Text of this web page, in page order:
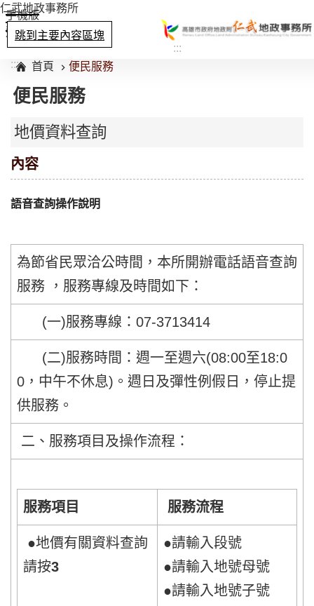
跳到主要內容區塊
手機版
選單
仁武地政事務所
:::
:::
首頁 便民服務
便民服務
地價資料查詢
內容
語音查詢操作說明
為節省民眾洽公時間，本所開辦電話語音查詢
服務 ，服務專線及時間如下：
(一)服務專線：07-3713414
(二)服務時間：週一至週六(08:00至18:0
0，中午不休息)。週日及彈性例假日，停止提
供服務。
二、服務項目及操作流程：
服務項目 服務流程
●地價有關資料查詢
請按3
●請輸入段號
●請輸入地號母號
●請輸入地號子號